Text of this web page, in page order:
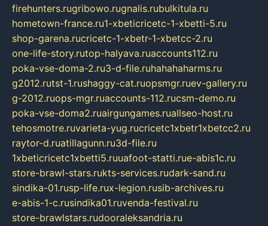
firehunters.rugribowo.rugnalis.rubulkitula.ru
hometown-france.ru1-xbeticricetc-1-xbetti-5.ru
shop-garena.rucricetc-1-xbetr-1-xbetcc-2.ru
one-life-story.rutop-halyava.ruaccounts112.ru
poka-vse-doma-2.ru3-d-file.ruhahahaharms.ru
g2012.rutst-1.rushaggy-cat.ruopsmgr.ruev-gallery.ru
g-2012.ruops-mgr.ruaccounts-112.rucsm-demo.ru
poka-vse-doma2.ruairgungames.ruallseo-host.ru
tehosmotre.ruvarieta-yug.rucricetc1xbetr1xbetcc2.ru
raytor-d.ruatillagunn.ru3d-file.ru
1xbeticricetc1xbetti5.ruuafoot-statti.rue-abis1c.ru
store-brawl-stars.rukts-services.rudark-sand.ru
sindika-01.rusp-life.rux-legion.rusib-archives.ru
e-abis-1-c.rusindika01.ruvenda-festival.ru
store-brawlstars.rudooraleksandria.ru